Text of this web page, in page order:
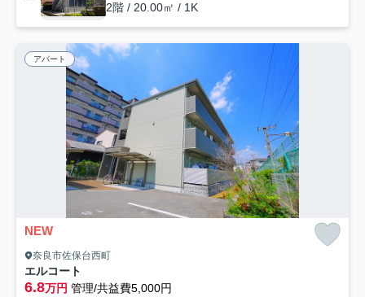
2階 / 20.00㎡ / 1K
アパート
NEW
奈良市佐保台西町
エルコート
6.8万円 管理/共益費5,000円